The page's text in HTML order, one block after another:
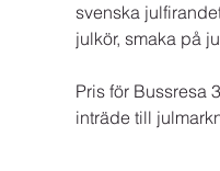
svenska
julkör, smaka på
Pris för Bussresa
inträde till